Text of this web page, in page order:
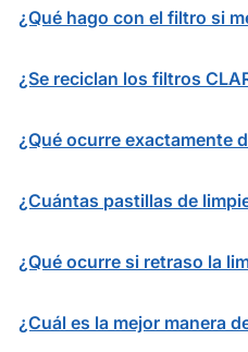
¿Qué hago con el filtro si
¿Se reciclan los filtros
¿Qué ocurre exactamente
¿Cuántas pastillas de
¿Qué ocurre si retraso la
¿Cuál es la mejor manera